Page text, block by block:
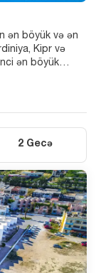
ən böyük və ən
Kipr və
ən böyük
biridir.
Minoan
qalmış
qalası,
və Spinalonga
ən böyük
2 Gecə